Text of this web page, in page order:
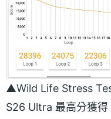
▲Wild Life Stress
S26 Ultra 最高分獲